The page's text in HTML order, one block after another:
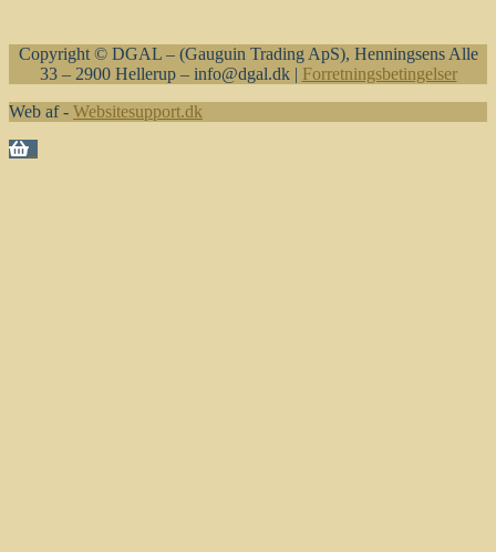
Copyright © DGAL – (Gauguin Trading ApS), Henningsens Alle
33 – 2900 Hellerup – info@dgal.dk | Forretningsbetingelser
Web af - Websitesupport.dk